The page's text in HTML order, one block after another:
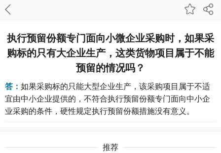
执行预留份额专门面向小微企业采购时，如果采
购标的只有大企业生产，这类货物项目属于不能
预留的情况吗？
答： 如果采购标的只能大型企业生产，该采购项目属于不适
宜由中小企业提供的，不符合执行预留份额专门面向中小企
业采购的条件，硬性规定执行预留份额措施没有意义。
推荐